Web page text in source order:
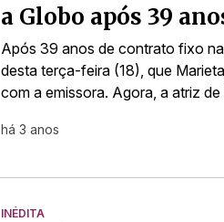
a Globo após 39
Após 39 anos de contrato fixo
desta terça-feira (18), que
com a emissora. Agora, a atriz
há 3 anos
INÉDITA